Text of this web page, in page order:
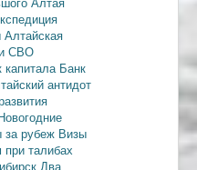
Алтайская
СВО
капитала Банк
антидот
за рубеж Визы
при талибах
Два